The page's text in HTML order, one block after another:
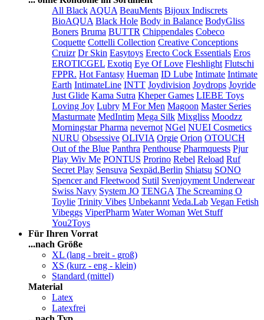
All Black AQUA BeauMents Bijoux Indiscrets
BioAQUA Black Hole Body in Balance BodyGliss
Boners Bruma BUTTR Chippendales Cobeco
Coquette Cottelli Collection Creative Conceptions
Cruizr Dr Skin Easytoys Erecto Cock Essentials Eros
EROTICGEL Exotiq Eye Of Love Fleshlight Flutschi
FPPR. Hot Fantasy Hueman ID Lube Intimate Intimate
Earth IntimateLine INTT Joydivision Joydrops Joyride
Just Glide Kama Sutra Kheper Games LIEBE Toys
Loving Joy Lubry M For Men Magoon Master Series
Masturmate MedIntim Mega Silk Mixgliss Moodzz
Morningstar Pharma nevernot NGel NUEI Cosmetics
NURU Obsessive OLIVIA Orgie Orion OTOUCH
Out of the Blue Panthra Penthouse Pharmquests Pjur
Play Wiv Me PONTUS Prorino Rebel Reload Ruf
Secret Play Sensuva Sexpäd.Berlin Shiatsu SONO
Spencer and Fleetwood Sutil Svenjoyment Underwear
Swiss Navy System JO TENGA The Screaming O
Toylie Trinity Vibes Unbekannt Veda.Lab Vegan Fetish
Vibeggs ViperPharm Water Woman Wet Stuff
You2Toys
Für Ihren Vorrat
...nach Größe
XL (lang - breit - groß)
XS (kurz - eng - klein)
Standard (mittel)
Material
Latex
Latexfrei